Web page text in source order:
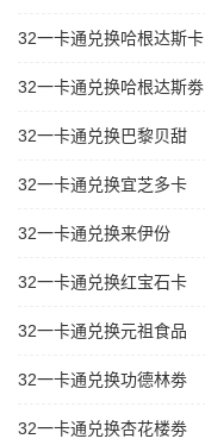
32一卡通兑换哈根达斯卡
32一卡通兑换哈根达斯劵
32一卡通兑换巴黎贝甜
32一卡通兑换宜芝多卡
32一卡通兑换来伊份
32一卡通兑换红宝石卡
32一卡通兑换元祖食品
32一卡通兑换功德林劵
32一卡通兑换杏花楼劵